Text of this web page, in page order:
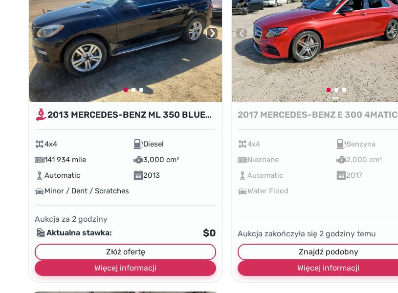
2013 MERCEDES-BENZ ML 350 BLUETEC
4x4
Diesel
141 934 mile
3,000 cm³
Automatic
2013
Minor / Dent / Scratches
Aukcja za 2 godziny
Aktualna stawka:
$0
Złóż ofertę
Więcej informacji
2017 MERCEDES-BENZ E 300 4MATIC
4x4
Benzyna
Nieznane
2,000 cm³
Automatic
2017
Water Flood
Aukcja zakończyła się 2 godziny temu
Znajdź podobny
Więcej informacji